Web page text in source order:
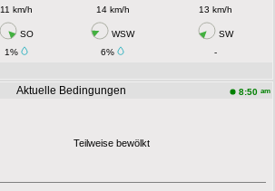
11 km/h 14 km/h 13 km/h
SO WSW
SW
1% 6%
-
Aktuelle Bedingungen 8:50 am
Teilweise bewölkt